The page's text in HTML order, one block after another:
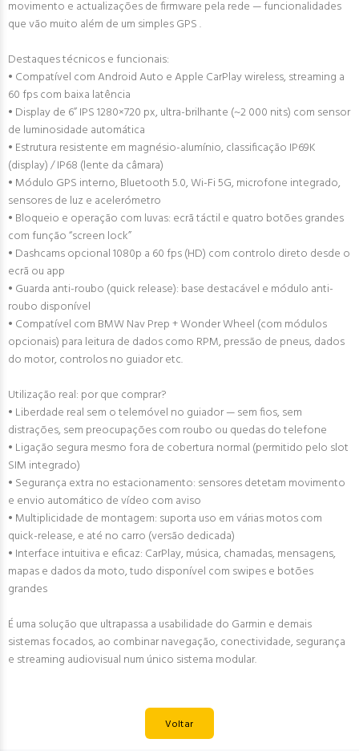
movimento e actualizações de firmware pela rede — funcionalidades
que vão muito além de um simples GPS .
Destaques técnicos e funcionais:
• Compatível com Android Auto e Apple CarPlay wireless, streaming a
60 fps com baixa latência
• Display de 6” IPS 1280×720 px, ultra-brilhante (~2 000 nits) com sensor
de luminosidade automática
• Estrutura resistente em magnésio-alumínio, classificação IP69K
(display) / IP68 (lente da câmara)
• Módulo GPS interno, Bluetooth 5.0, Wi-Fi 5G, microfone integrado,
sensores de luz e acelerómetro
• Bloqueio e operação com luvas: ecrã táctil e quatro botões grandes
com função “screen lock”
• Dashcams opcional 1080p a 60 fps (HD) com controlo direto desde o
ecrã ou app
• Guarda anti-roubo (quick release): base destacável e módulo anti-
roubo disponível
• Compatível com BMW Nav Prep + Wonder Wheel (com módulos
opcionais) para leitura de dados como RPM, pressão de pneus, dados
do motor, controlos no guiador etc.
Utilização real: por que comprar?
• Liberdade real sem o telemóvel no guiador — sem fios, sem
distrações, sem preocupações com roubo ou quedas do telefone
• Ligação segura mesmo fora de cobertura normal (permitido pelo slot
SIM integrado)
• Segurança extra no estacionamento: sensores detetam movimento
e envio automático de vídeo com aviso
• Multiplicidade de montagem: suporta uso em várias motos com
quick-release, e até no carro (versão dedicada)
• Interface intuitiva e eficaz: CarPlay, música, chamadas, mensagens,
mapas e dados da moto, tudo disponível com swipes e botões
grandes
É uma solução que ultrapassa a usabilidade do Garmin e demais
sistemas focados, ao combinar navegação, conectividade, segurança
e streaming audiovisual num único sistema modular.
Voltar